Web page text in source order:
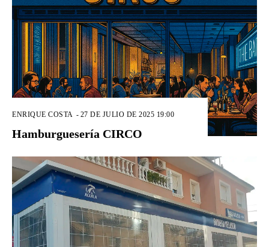
ENRIQUE COSTA - 27 DE JULIO DE 2025 19:00
Hamburguesería CIRCO